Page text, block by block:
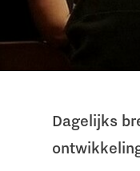
Dagelijks